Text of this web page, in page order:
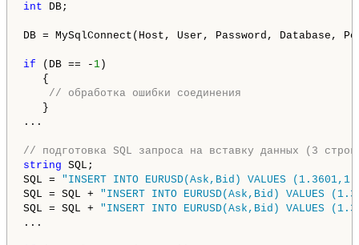
int DB;
DB = MySqlConnect(Host, User, Password,
if (DB == - 1 )
{
// обработка ошибки соединения
}
...
// подготовка SQL запроса на вставку данных (3
string SQL;
SQL = "INSERT INTO EURUSD(Ask,Bid) VALUES
SQL = SQL + "INSERT INTO EURUSD(Ask,Bid) VALUES
SQL = SQL + "INSERT INTO EURUSD(Ask,Bid) VALUES
...